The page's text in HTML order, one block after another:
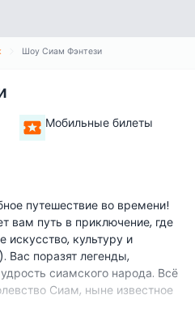
Шоу Сиам Фэнтези
Мобильные билеты
путешествие во времени!
вам путь в приключение, где
искусство, культуру и
Вас поразят легенды,
сиамского народа. Всё
Сиам, ныне известное